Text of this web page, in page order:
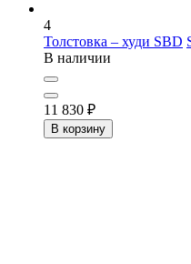
4
Толстовка – худи SBD
В наличии
11 830 ₽
В корзину